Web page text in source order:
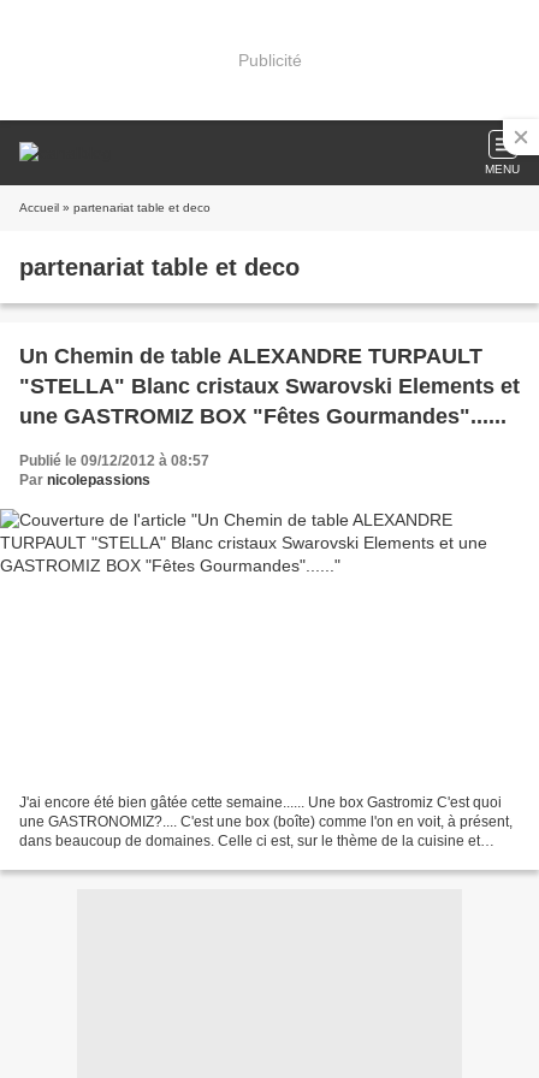
Publicité
MENU
Accueil » partenariat table et deco
partenariat table et deco
Un Chemin de table ALEXANDRE TURPAULT
"STELLA" Blanc cristaux Swarovski Elements et
une GASTROMIZ BOX "Fêtes Gourmandes"......
Publié le 09/12/2012 à 08:57
Par nicolepassions
J'ai encore été bien gâtée cette semaine...... Une box Gastromiz C'est quoi
une GASTRONOMIZ?.... C'est une box (boîte) comme l'on en voit, à présent,
dans beaucoup de domaines. Celle ci est, sur le thème de la cuisine et